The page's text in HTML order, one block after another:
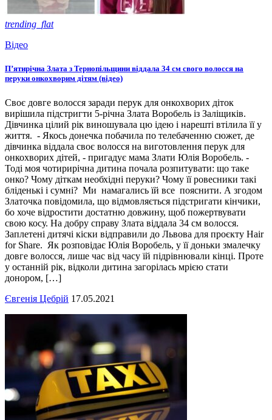
trending_flat
Відео
П’ятирічна Злата з Тернопільщини віддала 34 см свого волосся на
перуки онкохворим дітям (відео)
Своє довге волосся заради перук для онкохворих діток
вирішила підстригти 5-річна Злата Воробель із Заліщиків.
Дівчинка цілий рік виношувала цю ідею і нарешті втілила її у
життя. - Якось донечка побачила по телебаченню сюжет, де
дівчинка віддала своє волосся на виготовлення перук для
онкохворих дітей, - пригадує мама Злати Юлія Воробель. -
Тоді моя чотирирічна дитина почала розпитувати: що таке
онко? Чому діткам необхідні перуки? Чому її ровесники такі
бліденькі і сумні? Ми намагались їй все пояснити. А згодом
Златочка повідомила, що відмовляється підстригати кінчики,
бо хоче відростити достатню довжину, щоб пожертвувати
свою косу. На добру справу Злата віддала 34 см волосся.
Заплетені дитячі кіски відправили до Львова для проєкту Hair
for Share. Як розповідає Юлія Воробель, у її доньки змалечку
довге волосся, лише час від часу їй підрівнювали кінці. Проте
у останній рік, відколи дитина загорілась мрією стати
донором, […]
Євгенія Цебрій 17.05.2021